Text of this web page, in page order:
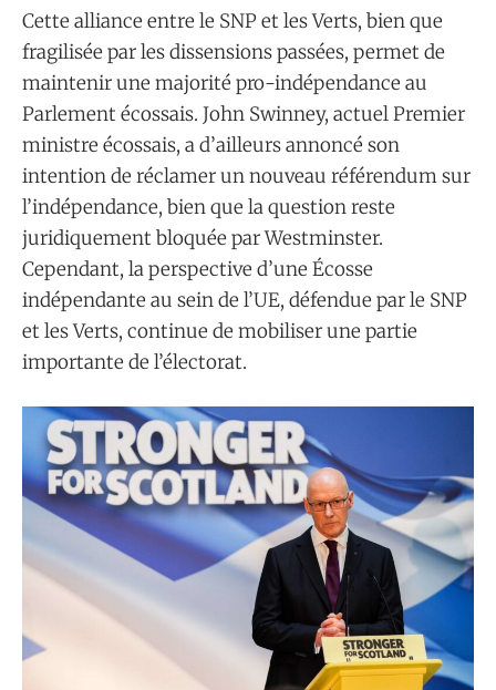
Cette alliance entre le SNP et les Verts, bien que
fragilisée par les dissensions passées, permet de
maintenir une majorité pro-indépendance au
Parlement écossais. John Swinney, actuel Premier
ministre écossais, a d’ailleurs annoncé son
intention de réclamer un nouveau référendum sur
l’indépendance, bien que la question reste
juridiquement bloquée par Westminster.
Cependant, la perspective d’une Écosse
indépendante au sein de l’UE, défendue par le SNP
et les Verts, continue de mobiliser une partie
importante de l’électorat.